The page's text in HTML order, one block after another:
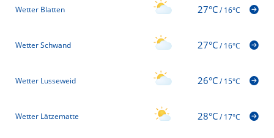
Wetter Blatten 27°C/16°C
Wetter Schwand 27°C/16°C
Wetter Lusseweid 26°C/15°C
Wetter Lätzematte 28°C/17°C